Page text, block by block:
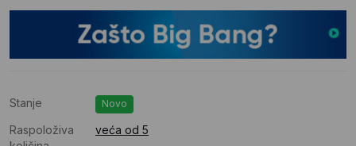
Stanje Novo
Raspoloživa
veća od 5